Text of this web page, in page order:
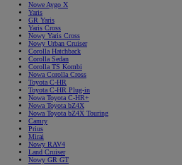
Nowe Aygo X
Yaris
GR Yaris
Yaris Cross
Nowy Yaris Cross
Nowy Urban Cruiser
Corolla Hatchback
Corolla Sedan
Corolla TS Kombi
Nowa Corolla Cross
Toyota C-HR
Toyota C-HR Plug-in
Nowa Toyota C-HR+
Nowa Toyota bZ4X
Nowa Toyota bZ4X Touring
Camry
Prius
Mirai
Nowy RAV4
Land Cruiser
Nowy GR GT